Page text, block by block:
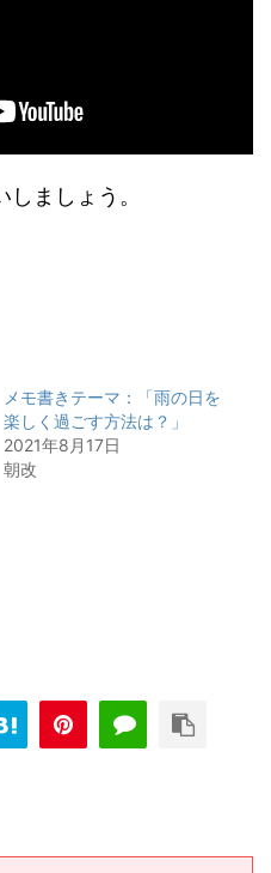
ましょう。
メモ書きテーマ：「雨の日を
楽しく過ごす方法は？」
2021年8月17日
朝改